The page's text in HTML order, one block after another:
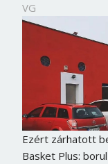
VG
Ezért zárhatott
Basket Plus: